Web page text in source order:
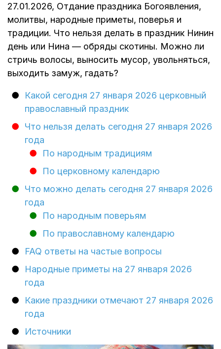
27.01.2026, Отдание праздника Богоявления,
молитвы, народные приметы, поверья и
традиции. Что нельзя делать в праздник Нинин
день или Нина — обряды скотины. Можно ли
стричь волосы, выносить мусор, увольняться,
выходить замуж, гадать?
Какой сегодня 27 января 2026 церковный
православный праздник
Что нельзя делать сегодня 27 января 2026
года
По народным традициям
По церковному календарю
Что можно делать сегодня 27 января 2026
года
По народным поверьям
По православному календарю
FAQ ответы на частые вопросы
Народные приметы на 27 января 2026
года
Какие праздники отмечают 27 января 2026
года
Источники